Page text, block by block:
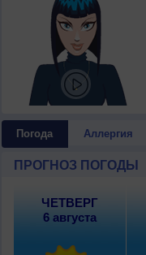
Погода Аллергия
ПРОГНОЗ ПОГОДЫ
ЧЕТВЕРГ
6 августа